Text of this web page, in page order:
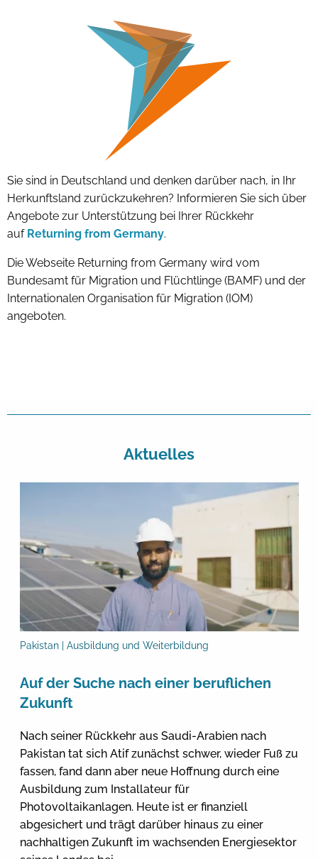
Sie sind in Deutschland und denken darüber nach, in Ihr
Herkunftsland zurückzukehren? Informieren Sie sich über
Angebote zur Unterstützung bei Ihrer Rückkehr
auf Returning from Germany.
Die Webseite Returning from Germany wird vom
Bundesamt für Migration und Flüchtlinge (BAMF) und der
Internationalen Organisation für Migration (IOM)
angeboten.
Aktuelles
Pakistan | Ausbildung und Weiterbildung
Auf der Suche nach einer beruflichen
Zukunft
Nach seiner Rückkehr aus Saudi-Arabien nach
Pakistan tat sich Atif zunächst schwer, wieder Fuß zu
fassen, fand dann aber neue Hoffnung durch eine
Ausbildung zum Installateur für
Photovoltaikanlagen. Heute ist er finanziell
abgesichert und trägt darüber hinaus zu einer
nachhaltigen Zukunft im wachsenden Energiesektor